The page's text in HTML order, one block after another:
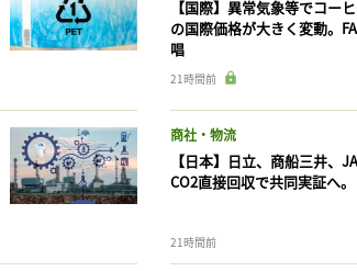
【国際】異常気象等でコー
の国際価格が大きく変動。
唱
21時間前
商社・物流
【日本】日立、商船三井、
CO2直接回収で共同実証へ
21時間前